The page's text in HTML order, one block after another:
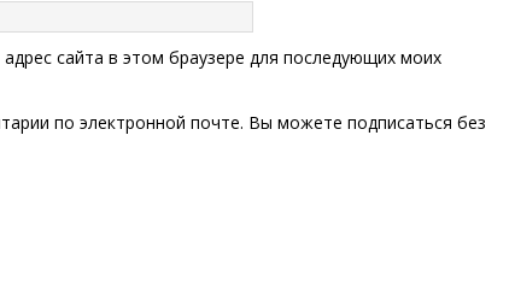
сайта в этом браузере для последующих моих
по электронной почте. Вы можете подписаться без